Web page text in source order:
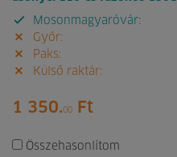
Mosonmagyaróvár:
Győr:
Paks:
Külső raktár:
1 350.00 Ft
Összehasonlítom